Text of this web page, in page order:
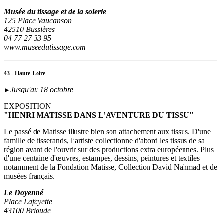
Musée du tissage et de la soierie
125 Place Vaucanson
42510 Bussières
04 77 27 33 95
www.museedutissage.com
43 - Haute-Loire
► Jusqu'au 18 octobre
EXPOSITION
"HENRI MATISSE DANS L’AVENTURE DU TISSU"
Le passé de Matisse illustre bien son attachement aux tissus. D'une
famille de tisserands, l’artiste collectionne d'abord les tissus de sa
région avant de l'ouvrir sur des productions extra européennes. Plus
d'une centaine d'œuvres, estampes, dessins, peintures et textiles
notamment de la Fondation Matisse, Collection David Nahmad et de
musées français.
Le Doyenné
Place Lafayette
43100 Brioude